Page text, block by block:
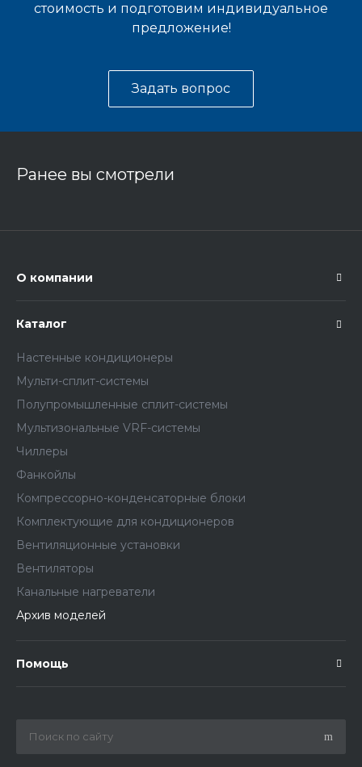
стоимость и подготовим индивидуальное
предложение!
Задать вопрос
Ранее вы смотрели
О компании
Каталог
Настенные кондиционеры
Мульти-сплит-системы
Полупромышленные сплит-системы
Мультизональные VRF-системы
Чиллеры
Фанкойлы
Компрессорно-конденсаторные блоки
Комплектующие для кондиционеров
Вентиляционные установки
Вентиляторы
Канальные нагреватели
Архив моделей
Помощь